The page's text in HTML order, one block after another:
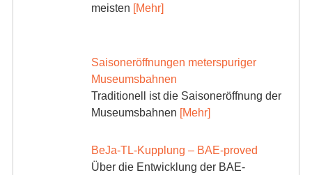
meisten [Mehr]
Saisoneröffnungen meterspuriger
Museumsbahnen
Traditionell ist die Saisoneröffnung der
Museumsbahnen [Mehr]
BeJa-TL-Kupplung – BAE-proved
Über die Entwicklung der BAE-